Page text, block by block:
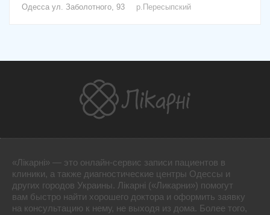
Одесса ул. Заболотного, 93 р.Пересыпский
«Лікарні» — это онлайн-сервис записи пациентов в
клиники, а также диагностические центры Одессы и
других городов Украины. Лікарні («Ликарни») помогут
вам быстро найти хорошего доктора и оформить заявку
на консультацию к нему, не выходя из дома. Более того,